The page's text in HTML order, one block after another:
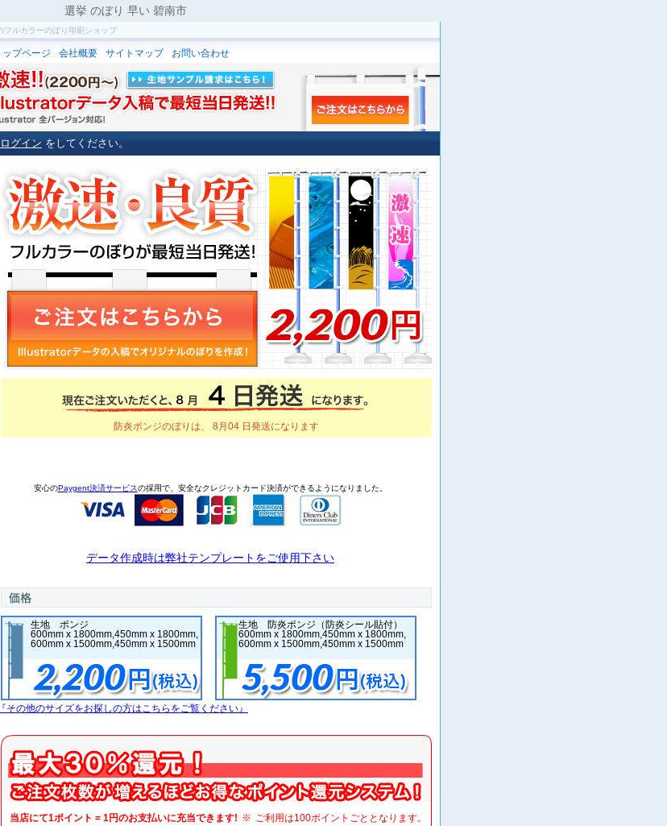
選挙 のぼり 早い 碧南市